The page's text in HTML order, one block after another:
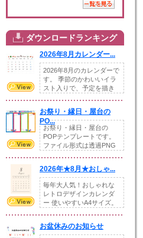
ダウンロードランキング
2026年8月カレンダー...
2026年8月のカレンダーで
す。 季節のかわいいイラ
スト入りで、予定を描き
お祭り・縁日・屋台の
PO...
お祭り・縁日・屋台の
POPテンプレートです。
ファイル形式は透過PNG
2026年★8月★おしゃ...
毎年大人気！おしゃれな
レトロデザインカレンダ
ー 使いやすいA4サイズ。
お盆休みのお知らせ